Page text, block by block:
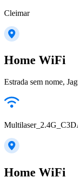
Cleimar
Home WiFi
Estrada sem nome,
Home WiFi